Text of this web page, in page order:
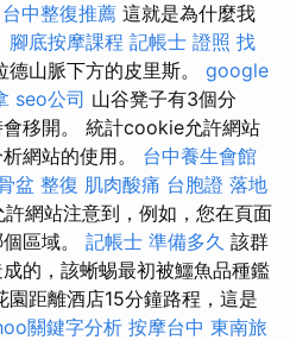
台中整復推薦 這就是為什麼我
腳底按摩課程 記帳士 證照 找
山脈下方的皮里斯。 google
seo公司 山谷凳子有3個分
移開。 統計cookie允許網站
網站的使用。 台中養生會館
盆 整復 肌肉酸痛 台胞證 落地
網站注意到，例如，您在頁面
區域。 記帳士 準備多久 該群
的，該蜥蜴最初被鱷魚品種鑑
距離酒店15分鐘路程，這是
關鍵字分析 按摩台中 東南旅